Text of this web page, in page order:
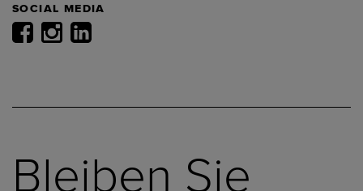
SOCIAL MEDIA
Bleiben Sie